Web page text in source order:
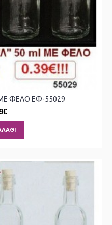
ΦΕΛΟ ΕΦ-55029